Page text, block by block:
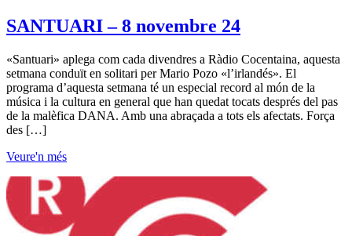
SANTUARI – 8 novembre 24
«Santuari» aplega com cada divendres a Ràdio Cocentaina, aquesta
setmana conduït en solitari per Mario Pozo «l’irlandés». El
programa d’aquesta setmana té un especial record al món de la
música i la cultura en general que han quedat tocats després del pas
de la malèfica DANA. Amb una abraçada a tots els afectats. Força
des […]
Veure'n més